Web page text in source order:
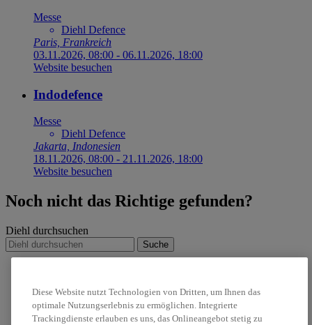
Messe
Diehl Defence
Paris, Frankreich
03.11.2026, 08:00 - 06.11.2026, 18:00
Website besuchen
Indodefence
Messe
Diehl Defence
Jakarta, Indonesien
18.11.2026, 08:00 - 21.11.2026, 18:00
Website besuchen
Noch nicht das Richtige gefunden?
Diehl durchsuchen
Suche
Karriere
Diese Website nutzt Technologien von Dritten, um Ihnen das
optimale Nutzungserlebnis zu ermöglichen. Integrierte
Trackingdienste erlauben es uns, das Onlineangebot stetig zu